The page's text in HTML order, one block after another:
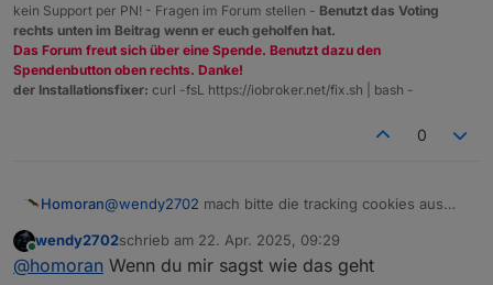
Dann dazu je nach Display diese Winkel damit das
Kabel von hinten unsichtbar bleiben kann
https://www.amazon.de/dp/B0C9DQ3Z8S
https://www.amazon.de/Abgewinkelter-Adapter-
https://www.amazon.de/deleyCON-Universal-
Monitor-Wandhalterung-Wandabstand-
Schwarz/dp/B01LXKBZ5F
Alle haben zur Ansteuerung einen PI5 mit 8GB
bekommen.
kein Support per PN! - Fragen im Forum stellen - Benutzt das Voting
rechts unten im Beitrag wenn er euch geholfen hat.
Das Forum freut sich über eine Spende. Benutzt dazu den
Spendenbutton oben rechts. Danke!
der Installationsfixer: curl -fsL https://iobroker.net/fix.sh | bash -
0
Homoran@wendy2702 mach bitte die tracking cookies aus
Online
wendy2702schrieb am 22. Apr. 2025, 09:29
zuletzt editiert von
@homoran Wenn du mir sagst wie das geht